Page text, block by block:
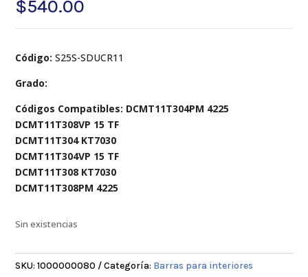
$540.00
Código: S25S-SDUCR11
Grado:
Códigos Compatibles: DCMT11T304PM 4225
DCMT11T308VP 15 TF
DCMT11T304 KT7030
DCMT11T304VP 15 TF
DCMT11T308 KT7030
DCMT11T308PM 4225
Sin existencias
SKU:1000000080 Categoría: Barras para interiores